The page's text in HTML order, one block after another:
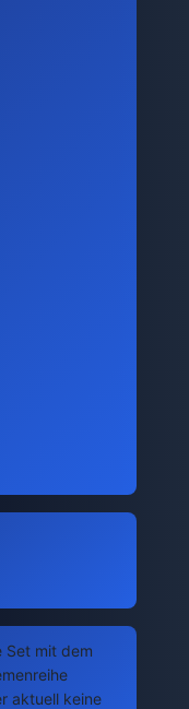
Set mit dem
aktuell keine